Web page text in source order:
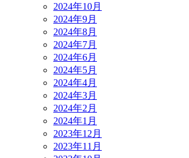
2024年10月
2024年9月
2024年8月
2024年7月
2024年6月
2024年5月
2024年4月
2024年3月
2024年2月
2024年1月
2023年12月
2023年11月